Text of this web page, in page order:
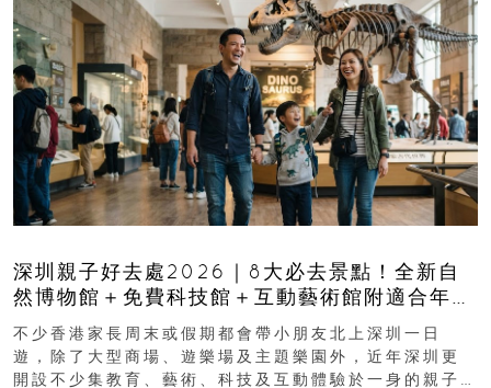
深圳親子好去處2026｜8大必去景點！全新自
然博物館＋免費科技館＋互動藝術館附適合年
齡、交通、門票、開放時間
不少香港家長周末或假期都會帶小朋友北上深圳一日
遊，除了大型商場、遊樂場及主題樂園外，近年深圳更
開設不少集教育、藝術、科技及互動體驗於一身的親子